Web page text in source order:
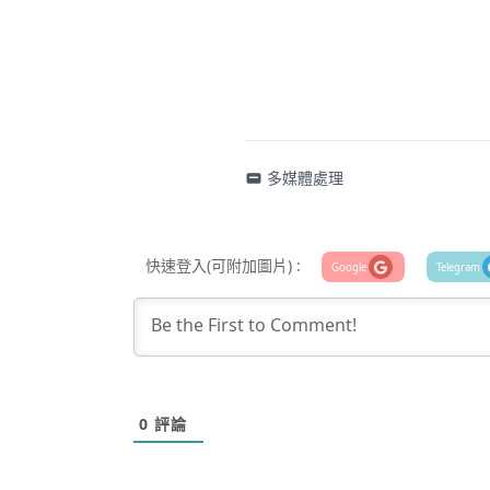
多媒體處理
快速登入(可附加圖片) :
0 評論